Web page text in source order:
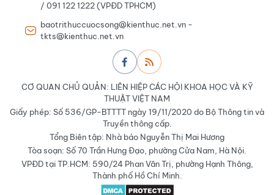
/ 091 122 1222 (VPĐD TPHCM)
baotrithuccuocsong@kienthuc.net.vn -
tkts@kienthuc.net.vn
CƠ QUAN CHỦ QUẢN: LIÊN HIỆP CÁC HỘI KHOA HỌC VÀ KỸ
THUẬT VIỆT NAM
Giấy phép: Số 536/GP-BTTTT ngày 19/11/2020 do Bộ Thông tin và
Truyền thông cấp.
Tổng Biên tập: Nhà báo Nguyễn Thị Mai Hương
Tòa soạn: Số 70 Trần Hưng Đạo, phường Cửa Nam, Hà Nội.
VPĐD tại TP.HCM: 590/24 Phan Văn Trị, phường Hạnh Thông,
Thành phố Hồ Chí Minh.